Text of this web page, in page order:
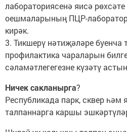
лабораториясенә яисә
оешмаларының ПЦР-
кирәк.
3. Тикшерү нәтиҗәләре
профилактика чараларын
сәламәтлегегезне күзәтү
Ничексакланырга?
Республикада парк, сквер
талпаннарга каршы